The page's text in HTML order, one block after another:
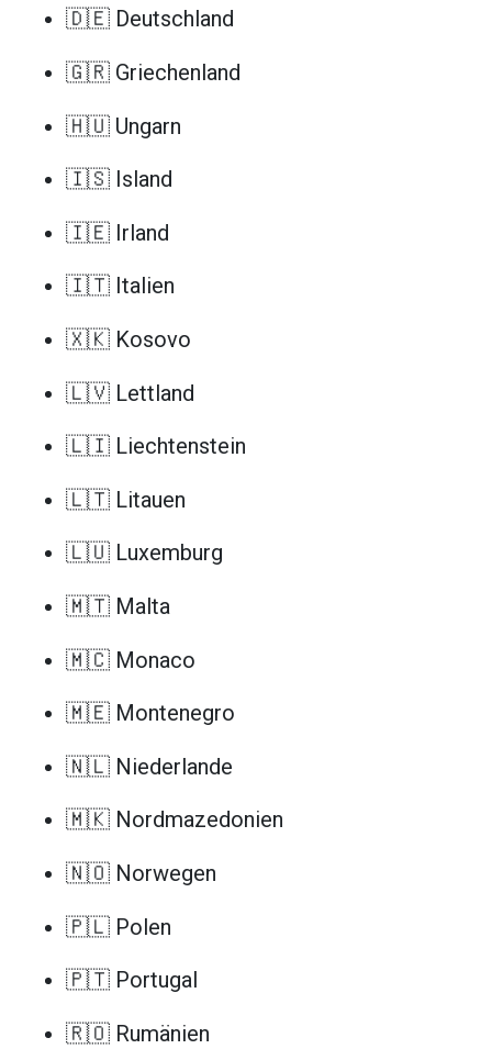
🇩🇪 Deutschland
🇬🇷 Griechenland
🇭🇺 Ungarn
🇮🇸 Island
🇮🇪 Irland
🇮🇹 Italien
🇽🇰 Kosovo
🇱🇻 Lettland
🇱🇮 Liechtenstein
🇱🇹 Litauen
🇱🇺 Luxemburg
🇲🇹 Malta
🇲🇨 Monaco
🇲🇪 Montenegro
🇳🇱 Niederlande
🇲🇰 Nordmazedonien
🇳🇴 Norwegen
🇵🇱 Polen
🇵🇹 Portugal
🇷🇴 Rumänien